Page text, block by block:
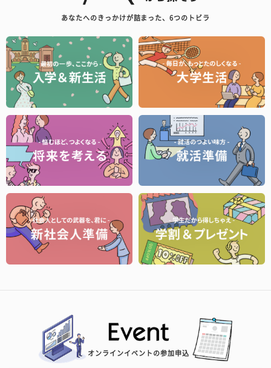
あなたへのきっかけが詰まった、6つのトビラ
オンラインイベントの参加申込